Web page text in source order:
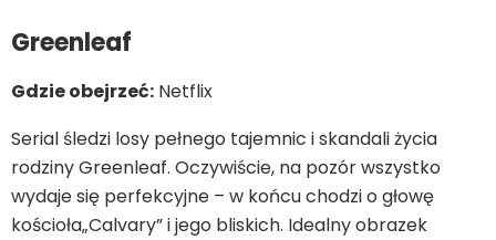
Greenleaf
Gdzie obejrzeć: Netflix
Serial śledzi losy pełnego tajemnic i skandali życia
rodziny Greenleaf. Oczywiście, na pozór wszystko
wydaje się perfekcyjne – w końcu chodzi o głowę
kościoła„Calvary” i jego bliskich. Idealny obrazek